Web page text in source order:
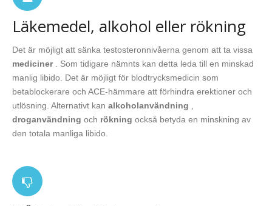
Läkemedel, alkohol eller rökning
Det är möjligt att sänka testosteronnivåerna genom att ta vissa
mediciner. Som tidigare nämnts kan detta leda till en minskad
manlig libido. Det är möjligt för blodtrycksmedicin som
betablockerare och ACE-hämmare att förhindra erektioner och
utlösning. Alternativt kan alkoholanvändning
droganvändning och rökning också betyda en minskning av
den totala manliga libido.